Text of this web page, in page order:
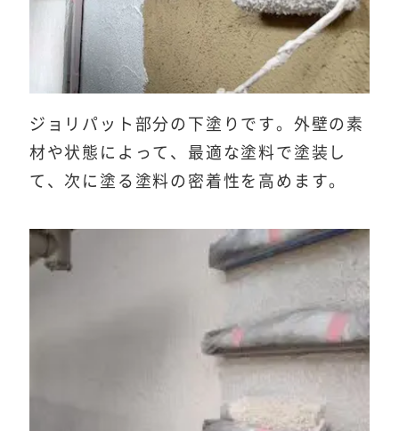
ジョリパット部分の下塗りです。外壁の素
材や状態によって、最適な塗料で塗装し
て、次に塗る塗料の密着性を高めます。